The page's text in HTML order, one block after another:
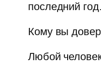
последний год.
Кому вы
Любой